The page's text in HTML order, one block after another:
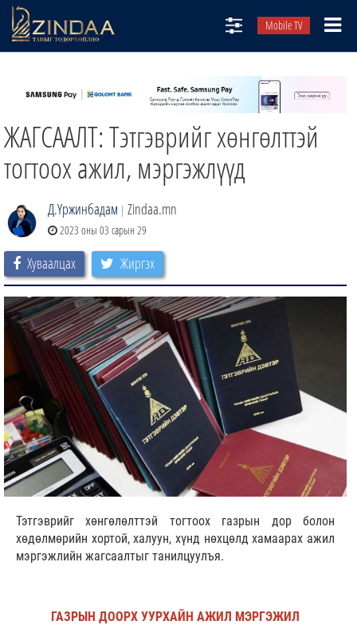
Mobile TV
ТВ8
ӨГЛӨӨНИЙ СОНИН
ЖАГСААЛТ: Тэтгэврийг хөнгөлттэй
тогтоох ажил, мэргэжлүүд
Д.Үржинбадам | Zindaa.mn
2023 оны 03 сарын 29
Хуваалцах Жиргэх
Тэтгэврийг хөнгөлөлттэй тогтоох газрын дор болон
хөдөлмөрийн хортой, халуун, хүнд нөхцөлд хамаарах ажил
мэргэжлийн жагсаалтыг танилцуулъя.
ГАЗРЫН ДООРХ УУРХАЙН АЖИЛ МЭРГЭЖИЛ